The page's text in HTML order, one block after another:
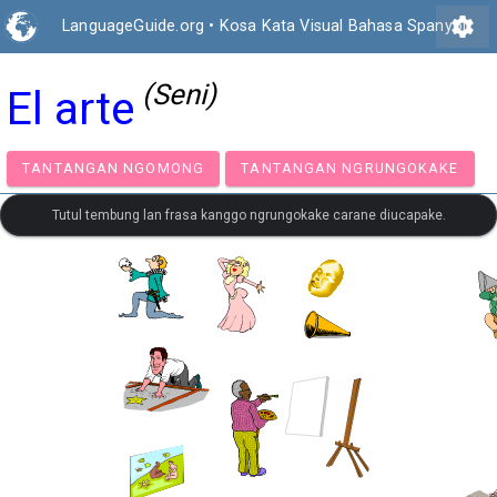
LanguageGuide.org • Kosa Kata Visual Bahasa Spanyol
settings
El arte (Seni)
TANTANGAN NGOMONG TANTANGAN
Tutul tembung lan frasa kanggo ngrungokake carane diucapake.